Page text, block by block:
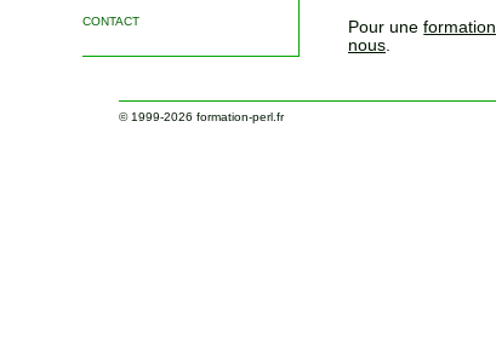
contact
Pour uneformation
nous.
© 1999-2026 formation-perl.fr